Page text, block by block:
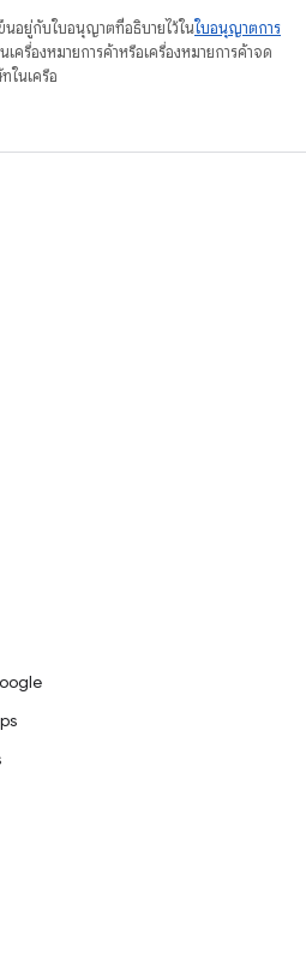
นอยู่กับใบอนุญาตที่อธิบายไว้ในใบอนุญาตการ
ครื่องหมายการค้าหรือเครื่องหมายการค้าจด
ในเครือ